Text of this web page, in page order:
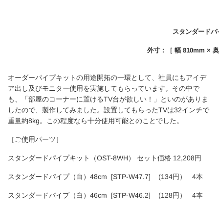
スタンダードパ
外寸：［ 幅 810mm ×
オーダーパイプキットの用途開拓の一環として、社員にもアイデ
ア出し及びモニター使用を実施してもらっています。その中で
も、「部屋のコーナーに置けるTV台が欲しい！」といのがありま
したので、製作してみました。設置してもらったTVは32インチで
重量約8kg。この程度なら十分使用可能とのことでした。
［ご使用パーツ］
スタンダードパイプキット（OST-8WH） セット価格 12,208円
スタンダードパイプ（白）48cm [STP-W47.7] (134円） 4本
スタンダードパイプ（白）46cm [STP-W46.2] (128円） 4本